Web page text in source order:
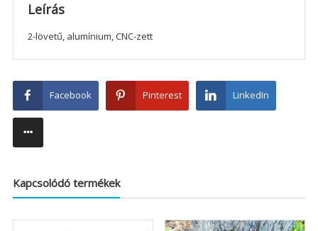
Leírás
2-lövetű, alumínium, CNC-zett
Facebook Pinterest LinkedIn
Kapcsolódó termékek